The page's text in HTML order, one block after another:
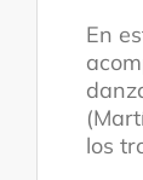
En
los